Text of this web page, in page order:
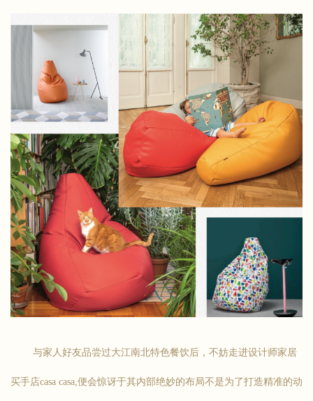
与家人好友品尝过大江南北特色餐饮后，不妨走进设计师家居
买手店casa casa,便会惊讶于其内部绝妙的布局不是为了打造精准的动